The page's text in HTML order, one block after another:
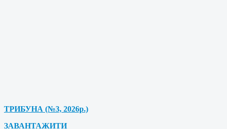
ТРИБУНА (№3, 2026р.)
ЗАВАНТАЖИТИ